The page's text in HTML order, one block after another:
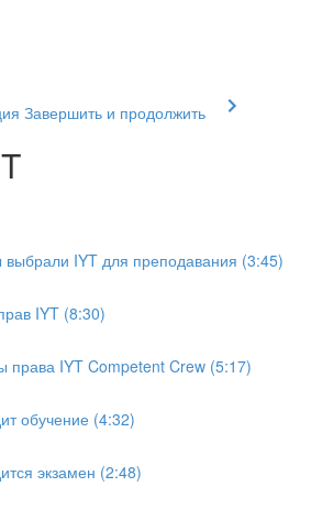
Завершить и продолжить
IYT для преподавания (3:45)
IYT (8:30)
права IYT Competent Crew (5:17)
обучение (4:32)
экзамен (2:48)